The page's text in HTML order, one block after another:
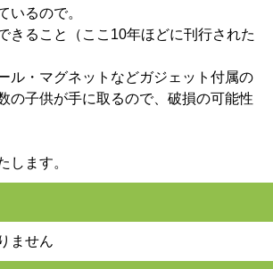
いるので。
きること（ここ10年ほどに刊行された
ル・マグネットなどガジェット付属の
の子供が手に取るので、破損の可能性
します。
ません